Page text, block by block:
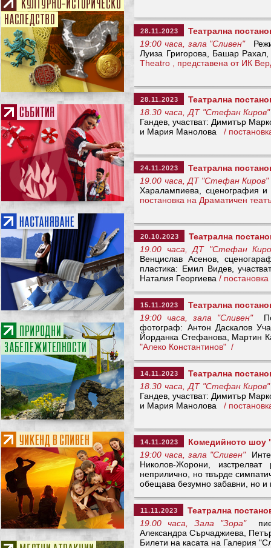
28.11.2023
Театрална
19:00 часа, зала "Сливен"
Луиза Григорова, Башар
Theatro , представена от ИК
28.11.2023
Театрална
18.30 часа, ДТ "Стефан Киров"
Гандев, участват: Димитър
и Мария Манолова/
24.11.2023
Театрална
19.00 часа, ДТ "Стефан Киров"
Харалампиева, сценография
постановка на Драматичен
20.10.2023
Театрална
19.00 часа, ДТ "Стефан
Венцислав Асенов,
пластика: Емил Видев,
Наталия Георгиева/
15.11.2023
Театрална
19:00 часа, зала "Сливен"
фотограф: Антон Даскалов
Йорданка Стефанова, Мартин
"Алеко Константинов" /
14.11.2023
Театрална
18.30 часа, ДТ "Стефан Киров"
Гандев, участват: Димитър
и Мария Манолова/
14.11.2023
Комедийното шоу
19:00 часа, зала "Сливен"
Николов-Жорони,
неприлично, но твърде
обещава безумно забавни, но и
11.11.2023
Театрална
19.00 часа, Зала "Зора"
Александра Сърчаджиева,
Билети на касата на Галерия